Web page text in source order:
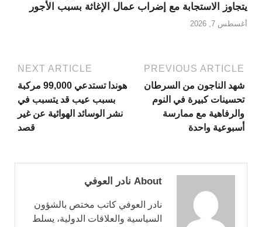
يتجاوز الاستجابة مع إضراب عمال الإغاثة بسبب الأجور
أغسطس 7, 2026
PREVIOUS ARTICLE
شهد الناجون من السرطان
تحسينات كبيرة في النوم
والرفاهية مع ممارسة
أسبوعية واحدة
NEXT ARTICLE
هوندا تستدعي 99,000 مركبة
بسبب عيب قد يتسبب في
نشر الوسائد الهوائية عن غير
قصد
About نادر العوفي
نادر العوفي كاتب مختص بالشؤون
السياسية والعلاقات الدولية، يسلط